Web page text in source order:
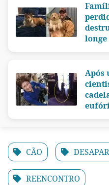
longe
Após
CÃO
REENCONTRO